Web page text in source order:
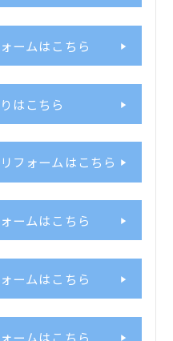
ームはこちら
はこちら
フォームはこちら
ームはこちら
ームはこちら
ームはこちら